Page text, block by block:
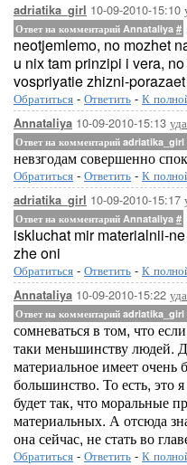
adriatika_girl 10-09-2010-15:10
Ответ на комментарий Annataliya #
neotjemlemo, no mozhet
u nix tam prinzipi i vera,
vospriyatie zhizni-porazaet
Обратиться - Ответить - К
Annataliya 10-09-2010-15:13
Ответ на комментарий adriatika_girl
невзгодам совершенно
Обратиться - Ответить - К
adriatika_girl 10-09-2010-15:17
Ответ на комментарий Annataliya #
iskluchat mir materialnii-
zhe oni
Обратиться - Ответить - К
Annataliya 10-09-2010-15:22
Ответ на комментарий adriatika_girl
сомневаться в том, что
таки меньшинству людей.
материальное имеет очень
большинство. То есть, это
будет так, что моральные
материальных. А отсюда
она сейчас, не стать во
Обратиться - Ответить - К